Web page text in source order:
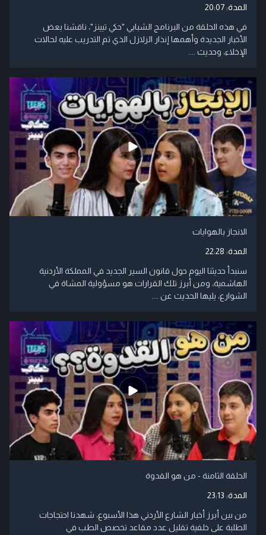
المدة:20:07
في هذه الحلقة من البرنامج الشبابي "حكي تيينز"، ناقشنا بعض
الأخبار الجديدة وأهمها إنذار الزلازل الذي تم التدريب عليه لحالات
الإخلاء، وحديث ....
الانجاز بالهوايات
المدة: 22:28
سنبدأ حديثنا اليوم حول قانون السير الجديد في المملكة الأردنية
الهاشمية، ومن أبرز تلك القرارات هو مسؤولية المشاة في
الشوارع، يليها الحديث عن ....
الحلقة الثامنة - من هو القدوة
المدة: 23:13
من بين أبرز أخبار الشارع الأردني هذا الأسبوع، شهدنا احتجاجات
الطلبة على خلفية تقليل عدد مقاعد تخصص الطب في